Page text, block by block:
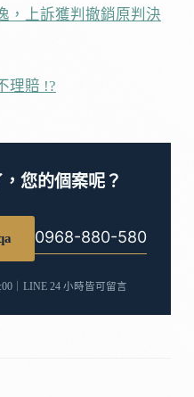
，上訴獲判撤銷原判決
理賠 !?
您的個案呢？
0968-880-580
｜LINE 24 小時皆可留言